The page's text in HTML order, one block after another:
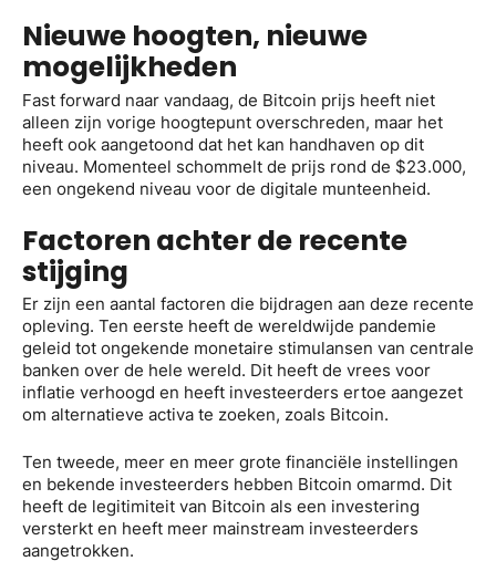
Nieuwe hoogten, nieuwe
mogelijkheden
Fast forward naar vandaag, de Bitcoin prijs heeft niet
alleen zijn vorige hoogtepunt overschreden, maar het
heeft ook aangetoond dat het kan handhaven op dit
niveau. Momenteel schommelt de prijs rond de $23.000,
een ongekend niveau voor de digitale munteenheid.
Factoren achter de recente
stijging
Er zijn een aantal factoren die bijdragen aan deze recente
opleving. Ten eerste heeft de wereldwijde pandemie
geleid tot ongekende monetaire stimulansen van centrale
banken over de hele wereld. Dit heeft de vrees voor
inflatie verhoogd en heeft investeerders ertoe aangezet
om alternatieve activa te zoeken, zoals Bitcoin.
Ten tweede, meer en meer grote financiële instellingen
en bekende investeerders hebben Bitcoin omarmd. Dit
heeft de legitimiteit van Bitcoin als een investering
versterkt en heeft meer mainstream investeerders
aangetrokken.